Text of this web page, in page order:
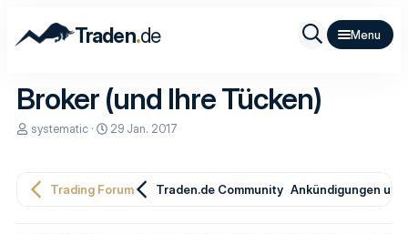
Traden.de
Broker (und Ihre Tücken)
E
e
systematic
E
e
29 Jan. 2017
Trading Forum Traden.de Community Ankündigungen